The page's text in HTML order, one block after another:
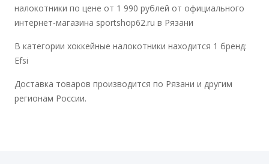
налокотники по цене от 1 990 рублей от официального
интернет-магазина sportshop62.ru в Рязани
В категории хоккейные налокотники находится 1 бренд:
Efsi
Доставка товаров производится по Рязани и другим
регионам России.